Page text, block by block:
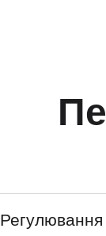
Регулювання